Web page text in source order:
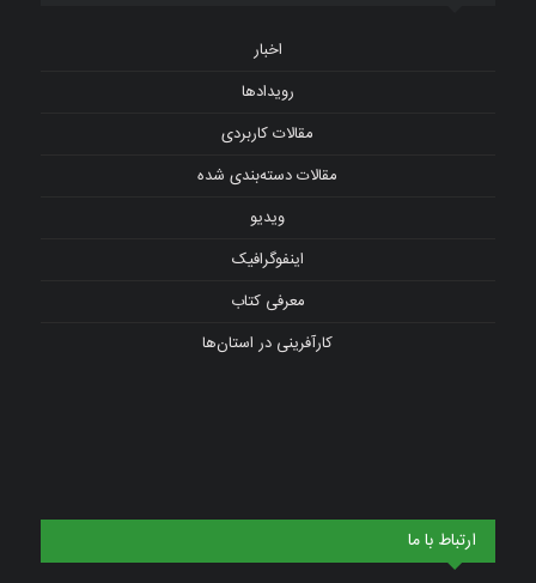
اخبار
رویدادها
مقالات کاربردی
مقالات دسته‌بندی شده
ویدیو
اینفوگرافیک
معرفی کتاب
کارآفرینی در استان‌ها
ارتباط با ما